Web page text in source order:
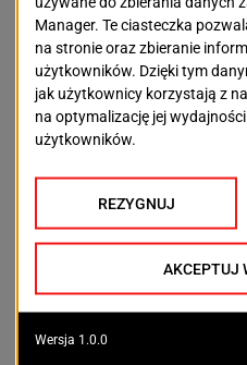
przychodzą, by się
wina. U nas czasami leci
muzyka, czasami inna, ale
jest to dobry moment,
napić się lampki wina.
dużym powodzeniem. W
Cieszy mnie też to, że
jako kawiarnię, gdzie
zjeść jakieś ciasteczko,
przychodzi na lampkę